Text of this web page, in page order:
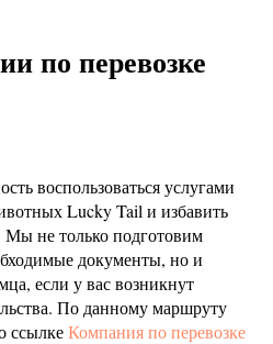
по перевозке
воспользоваться услугами
Lucky Tail и избавить
не только подготовим
документы, но и
если у вас возникнут
По данному маршруту
ссылкеКомпания по перевозке